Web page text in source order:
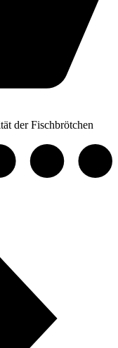
der Fischbrötchen